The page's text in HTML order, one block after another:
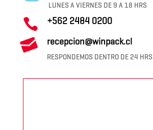
LUNES A VIERNES DE 9 A 18 HRS
 +562 2484 0200
 recepcion@winpack.cl
RESPONDEMOS DENTRO DE 24 HRS